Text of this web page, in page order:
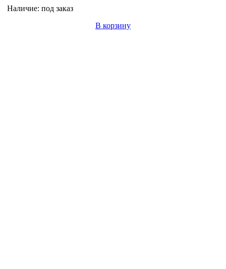
Наличие: под заказ
В корзину